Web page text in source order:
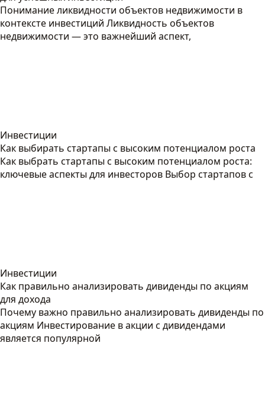
Понимание ликвидности объектов недвижимости в
контексте инвестиций Ликвидность объектов
недвижимости — это важнейший аспект,
Инвестиции
Как выбирать стартапы с высоким потенциалом роста
Как выбрать стартапы с высоким потенциалом роста:
ключевые аспекты для инвесторов Выбор стартапов с
Инвестиции
Как правильно анализировать дивиденды по акциям
для дохода
Почему важно правильно анализировать дивиденды по
акциям Инвестирование в акции с дивидендами
является популярной